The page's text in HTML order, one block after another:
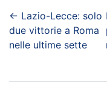
← Lazio-Lecce: solo
due vittorie a Roma
nelle ultime sette